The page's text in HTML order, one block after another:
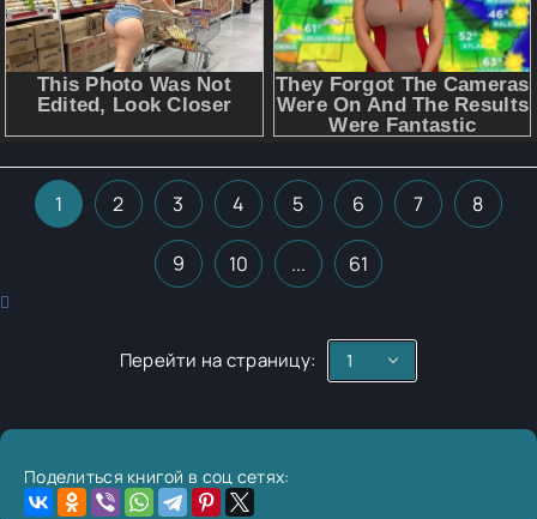
1 2 3 4 5 6 7 8
9 10 ... 61
Перейти на страницу:
Поделиться книгой в соц сетях: